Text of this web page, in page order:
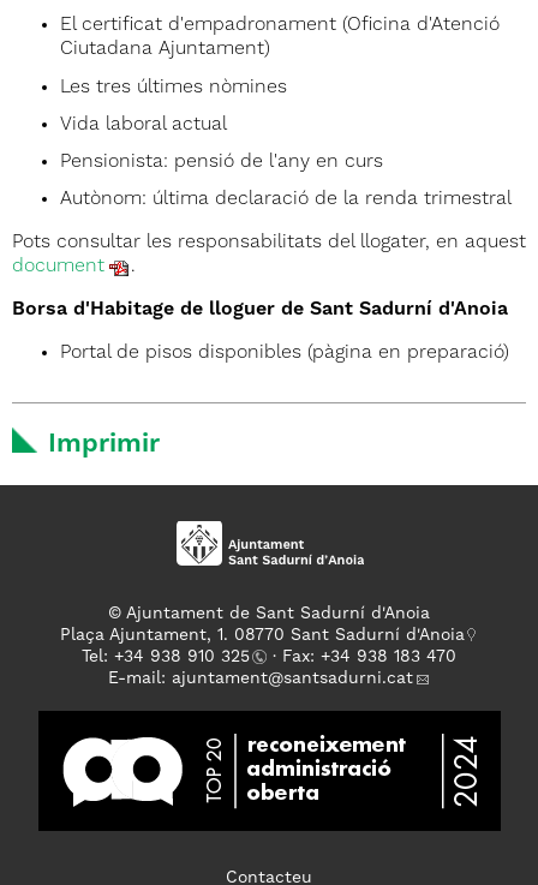
El certificat d'empadronament (Oficina d'Atenció
Ciutadana Ajuntament)
Les tres últimes nòmines
Vida laboral actual
Pensionista: pensió de l'any en curs
Autònom: última declaració de la renda trimestral
Pots consultar les responsabilitats del llogater, en aquest
document
.
Borsa d'Habitage de lloguer de Sant Sadurní d'Anoia
Portal de pisos disponibles (pàgina en preparació)
Imprimir
© Ajuntament de Sant Sadurní d'Anoia
Plaça Ajuntament, 1. 08770 Sant Sadurní d'Anoia
Tel: +34 938 910 325
· Fax: +34 938 183 470
E-mail: ajuntament@santsadurni.cat
Contacteu